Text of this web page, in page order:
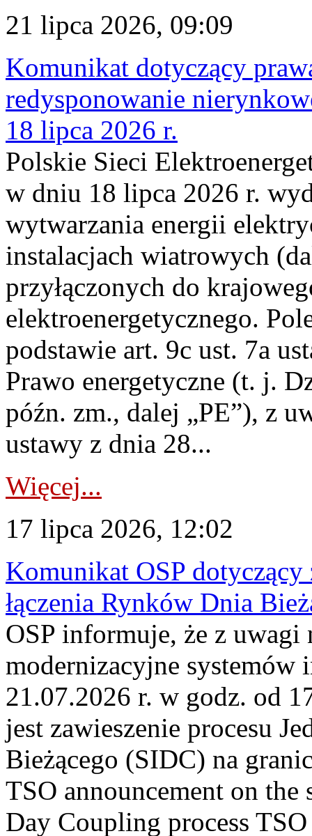
21 lipca 2026, 09:09
Komunikat dotyczący
redysponowanie
18 lipca 2026 r.
Polskie Sieci
w dniu 18 lipca 2026 r.
wytwarzania energii
instalacjach wiatrowych
przyłączonych do
elektroenergetycznego.
podstawie art. 9c ust. 7a
Prawo energetyczne (t. j.
późn. zm., dalej „PE”), z
ustawy z dnia 28...
Więcej...
17 lipca 2026, 12:02
Komunikat OSP dotyczący
łączenia Rynków Dnia
OSP informuje, że z uwagi
modernizacyjne
21.07.2026 r. w godz. od
jest zawieszenie procesu
Bieżącego (SIDC) na
TSO announcement on
Day Coupling process